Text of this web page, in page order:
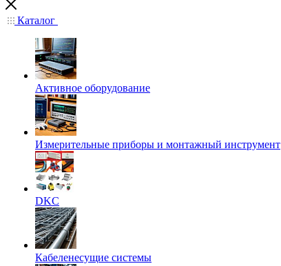
Каталог
Активное оборудование
Измерительные приборы и монтажный инструмент
DKC
Кабеленесущие системы